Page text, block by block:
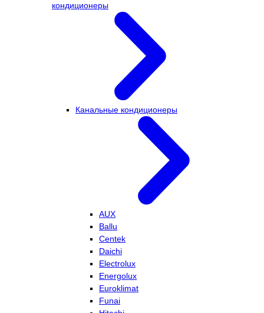
кондиционеры
Канальные кондиционеры
AUX
Ballu
Centek
Daichi
Electrolux
Energolux
Euroklimat
Funai